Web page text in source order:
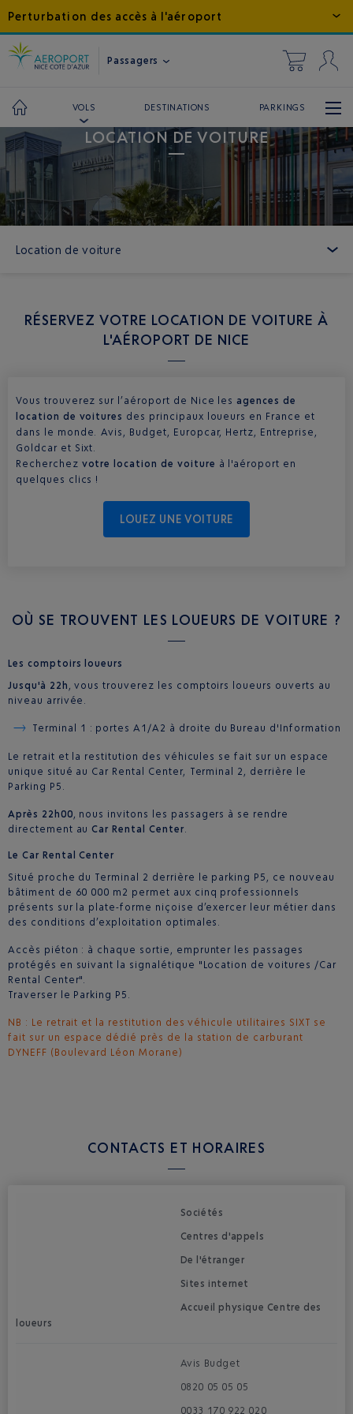
Perturbation des accès à l'aéroport
Passagers
VOLS DESTINATIONS PARKINGS
← Services
LOCATION DE VOITURE
Location de voiture
RÉSERVEZ VOTRE LOCATION DE VOITURE À
L'AÉROPORT DE NICE
Vous trouverez sur l’aéroport de Nice les agences de
location de voitures des principaux loueurs en France et
dans le monde. Avis, Budget, Europcar, Hertz, Entreprise,
Goldcar et Sixt.
Recherchez votre location de voiture à l'aéroport en
quelques clics !
LOUEZ UNE VOITURE
OÙ SE TROUVENT LES LOUEURS DE VOITURE ?
Les comptoirs loueurs
Jusqu'à 22h , vous trouverez les comptoirs loueurs ouverts au
niveau arrivée.
Terminal 1 : portes A1/A2 à droite du Bureau d'Information
Le retrait et la restitution des véhicules se fait sur un espace
unique situé au Car Rental Center, Terminal 2, derrière le
Parking P5.
Après 22h00, nous invitons les passagers à se rendre
directement auCar Rental Center.
Le Car Rental Center
Situé proche du Terminal 2 derrière le parking P5, ce nouveau
bâtiment de 60 000 m2 permet aux cinq professionnels
présents sur la plate-forme niçoise d’exercer leur métier dans
des conditions d’exploitation optimales.
Accès piéton : à chaque sortie, emprunter les passages
protégés en suivant la signalétique "Location de voitures /Car
Rental Center".
Traverser le Parking P5.
NB : Le retrait et la restitution des véhicule utilitaires SIXT se
fait sur un espace dédié près de la station de carburant
DYNEFF (Boulevard Léon Morane)
CONTACTS ET HORAIRES
Sociétés
Centres d'appels
De l'étranger
Sites internet
Accueil physique Centre des
loueurs
Avis Budget
0820 05 05 05
0033 170 922 020